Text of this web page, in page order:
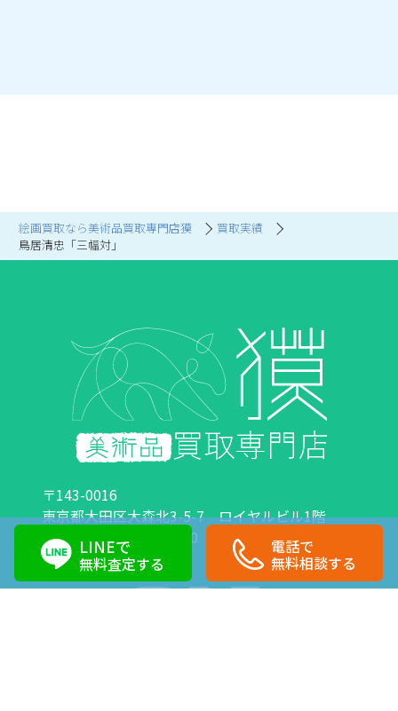
LINEで
無料査定する
電話で
無料相談する
絵画買取なら美術品買取専門店獏
買取実績
鳥居清忠「三幅対」
〒143-0016
東京都大田区大森北3-5-7 ロイヤルビル1階
営業時間：10:00～18:00 定休日：日曜日・祝日
0120-89-0007 03-6423-1033